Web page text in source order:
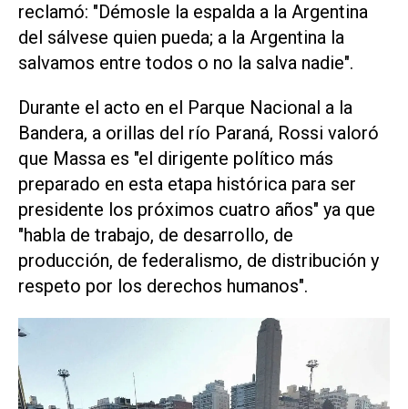
reclamó: "Démosle la espalda a la Argentina
del sálvese quien pueda; a la Argentina la
salvamos entre todos o no la salva nadie".
Durante el acto en el Parque Nacional a la
Bandera, a orillas del río Paraná, Rossi valoró
que Massa es "el dirigente político más
preparado en esta etapa histórica para ser
presidente los próximos cuatro años" ya que
"habla de trabajo, de desarrollo, de
producción, de federalismo, de distribución y
respeto por los derechos humanos".